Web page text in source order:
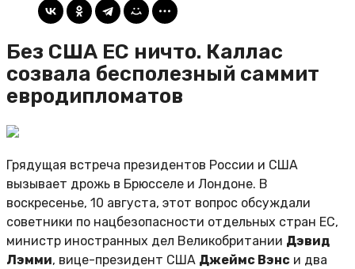
Без США ЕС ничто. Каллас
созвала бесполезный саммит
евродипломатов
Грядущая встреча президентов России и США
вызывает дрожь в Брюсселе и Лондоне. В
воскресенье, 10 августа, этот вопрос обсуждали
советники по нацбезопасности отдельных стран ЕС,
министр иностранных дел Великобритании Дэвид
Лэмми, вице-президент США Джеймс Вэнс и два